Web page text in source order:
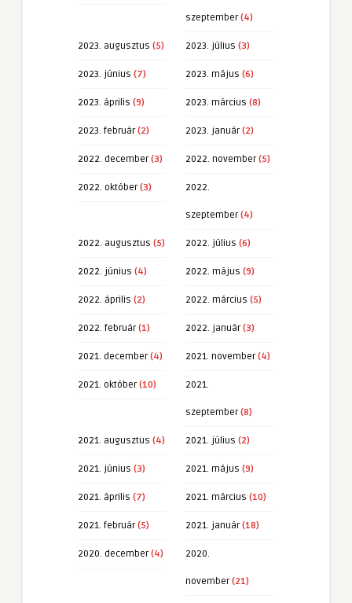
szeptember(4)
2023. augusztus (5) 2023. július (3)
2023. június (7) 2023. május (6)
2023. április (9) 2023. március (8)
2023. február(2) 2023. január(2)
2022. december(3) 2022. november(5)
2022. október(3) 2022.
szeptember(4)
2022. augusztus (5) 2022. július (6)
2022. június (4) 2022. május (9)
2022. április (2) 2022. március (5)
2022. február(1) 2022. január(3)
2021. december(4) 2021. november(4)
2021. október(10) 2021.
szeptember(8)
2021. augusztus (4) 2021. július (2)
2021. június (3) 2021. május (9)
2021. április (7) 2021. március (10)
2021. február(5) 2021. január(18)
2020. december(4) 2020.
november(21)